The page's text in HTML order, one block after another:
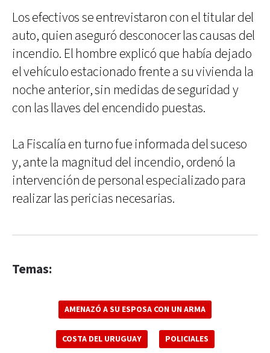
Los efectivos se entrevistaron con el titular del
auto, quien aseguró desconocer las causas del
incendio. El hombre explicó que había dejado
el vehículo estacionado frente a su vivienda la
noche anterior, sin medidas de seguridad y
con las llaves del encendido puestas.
La Fiscalía en turno fue informada del suceso
y, ante la magnitud del incendio, ordenó la
intervención de personal especializado para
realizar las pericias necesarias.
Temas:
AMENAZÓ A SU ESPOSA CON UN ARMA
COSTA DEL URUGUAY POLICIALES